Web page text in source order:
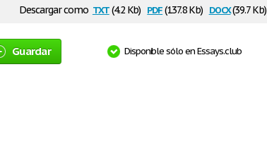
Descargar como txt(4.2 Kb) pdf(137.8 Kb) docx(39.7 Kb)
Guardar Disponible sólo en Essays.club